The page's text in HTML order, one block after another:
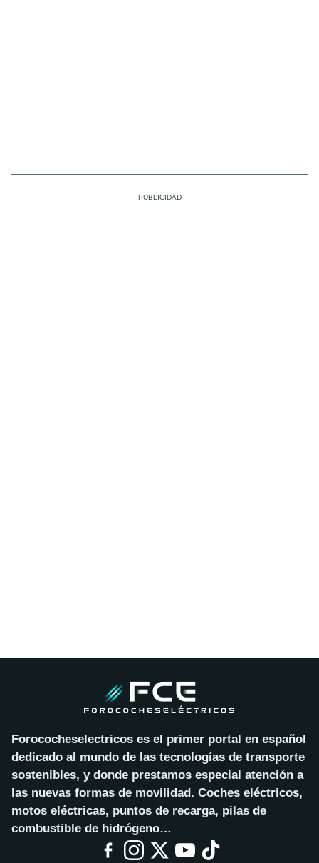
Forococheselectricos es el primer portal en español
dedicado al mundo de las tecnologías de transporte
sostenibles, y donde prestamos especial atención a
las nuevas formas de movilidad. Coches eléctricos,
motos eléctricas, puntos de recarga, pilas de
combustible de hidrógeno…